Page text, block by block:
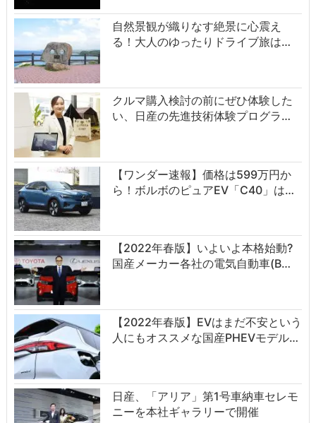
自然景観が織りなす絶景に心震え
る！大人のゆったりドライブ旅は…
クルマ購入検討の前にぜひ体験した
い、日産の先進技術体験プログラ…
【ワンダー速報】価格は599万円か
ら！ボルボのピュアEV「C40」は…
【2022年春版】いよいよ本格始動?
国産メーカー各社の電気自動車(B…
【2022年春版】EVはまだ不安という
人にもオススメな国産PHEVモデル…
日産、「アリア」第1号車納車セレモ
ニーを本社ギャラリーで開催